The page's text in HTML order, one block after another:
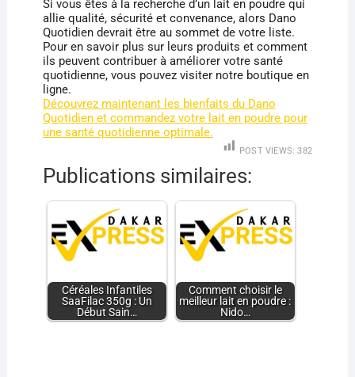
Si vous êtes à la recherche d’un lait en poudre qui
allie qualité, sécurité et convenance, alors Dano
Quotidien devrait être au sommet de votre liste.
Pour en savoir plus sur leurs produits et comment
ils peuvent contribuer à améliorer votre santé
quotidienne, vous pouvez visiter notre boutique en
ligne.
Découvrez maintenant les bienfaits du Dano
Quotidien et commandez votre lait en poudre pour
une santé quotidienne optimale.
POST VIEWS: 382
Publications similaires:
Céréales Infantiles
SaaFilac 350g : Un
Début Sain…
Comment choisir le
meilleur lait en poudre :
Nido…